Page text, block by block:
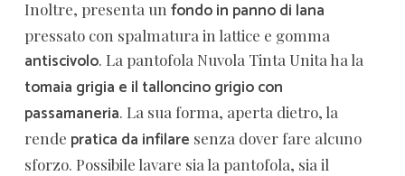
Inoltre, presenta un fondo in panno di lana
pressato con spalmatura in lattice e gomma
antiscivolo. La pantofola Nuvola Tinta Unita ha la
tomaia grigia e il talloncino grigiocon
passamaneria. La sua forma, aperta dietro, la
rende pratica da infilare senza dover fare alcuno
sforzo. Possibile lavare sia la pantofola, sia il